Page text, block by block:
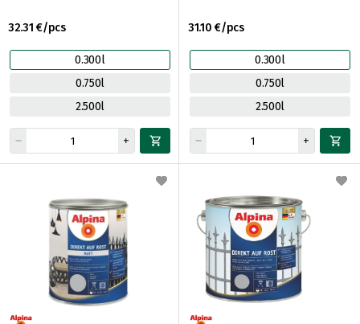
32.31 €/pcs
0.300l
0.750l
2.500l
31.10 €/pcs
0.300l
0.750l
2.500l